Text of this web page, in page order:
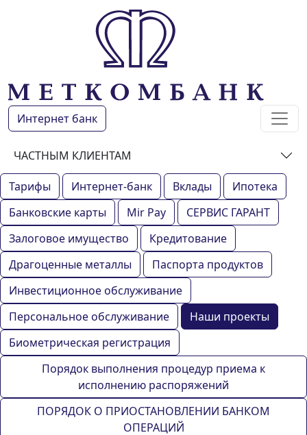
Интернет банк
ЧАСТНЫМ КЛИЕНТАМ
Тарифы Интернет-банк Вклады
Ипотека
Банковские карты
Mir Pay
СЕРВИС ГАРАНТ
Залоговое имущество
Кредитование
Драгоценные металлы
Паспорта продуктов
Инвестиционное обслуживание
Персональное обслуживание
Наши проекты
Биометрическая регистрация
Порядок выполнения процедур приема к
исполнению распоряжений
ПОРЯДОК О ПРИОСТАНОВЛЕНИИ БАНКОМ
ОПЕРАЦИЙ